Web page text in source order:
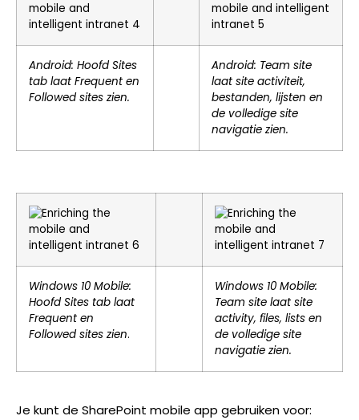
Android: Hoofd Sites
tab laat Frequent en
Followed sites zien.
Android: Team site
laat site activiteit,
bestanden, lijsten en
de volledige site
navigatie zien.
Windows 10 Mobile:
Hoofd Sites tab laat
Frequent en
Followed sites zien.
Windows 10 Mobile:
Team site laat site
activity, files, lists en
de volledige site
navigatie zien.
Je kunt de SharePoint mobile app gebruiken voor: